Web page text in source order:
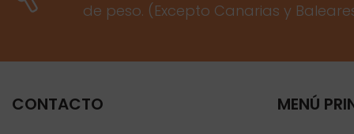
de peso. (Excepto Canarias y
CONTACTO MENÚ